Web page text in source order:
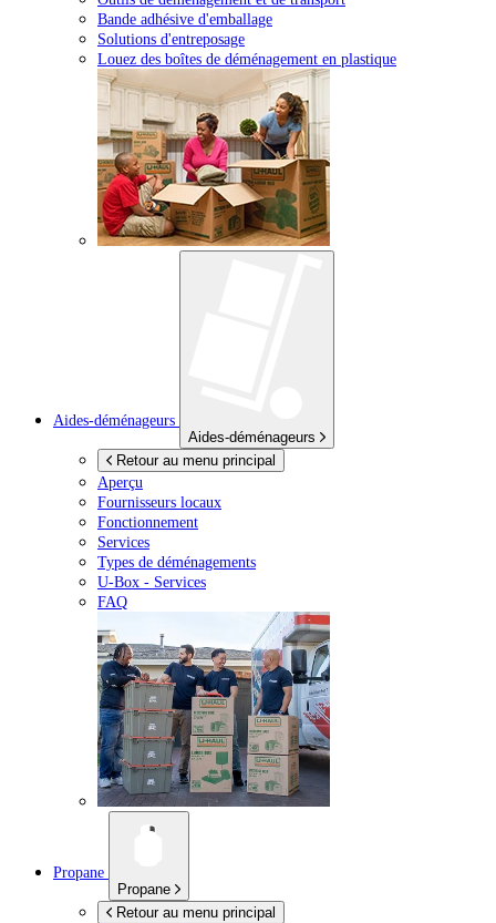
Bande adhésive d'emballage
Solutions d'entreposage
Louez des boîtes de déménagement en plastique
Aides-déménageurs
Aides-déménageurs
Retour au menu principal
Aperçu
Fournisseurs locaux
Fonctionnement
Services
Types de déménagements
U-Box - Services
FAQ
Propane
Propane
Retour au menu principal